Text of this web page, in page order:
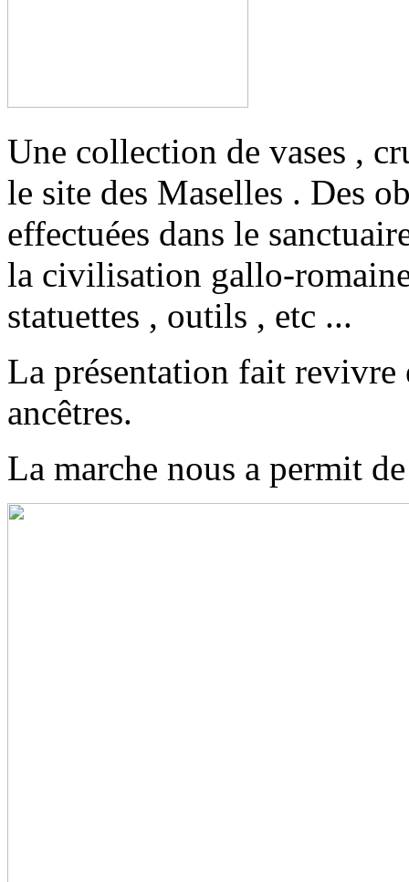
Une collection de vases ,
le site des Maselles . Des
effectuées dans le
la civilisation gallo-
statuettes , outils , etc ...
La présentation fait revivre
ancêtres.
La marche nous a permit